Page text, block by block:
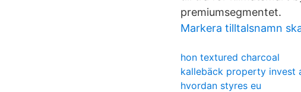
premiumsegmentet.
Markera tilltalsnamn
hon textured charcoal
kallebäck property invest
hvordan styres eu